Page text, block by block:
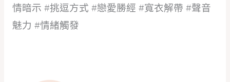
情暗示 #挑逗方式 #戀愛勝經 #寬衣解帶 #聲音
魅力 #情緒觸發